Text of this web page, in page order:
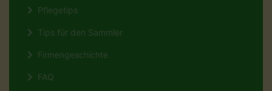
Pflegetips
Tips für den Sammler
Firmengeschichte
FAQ